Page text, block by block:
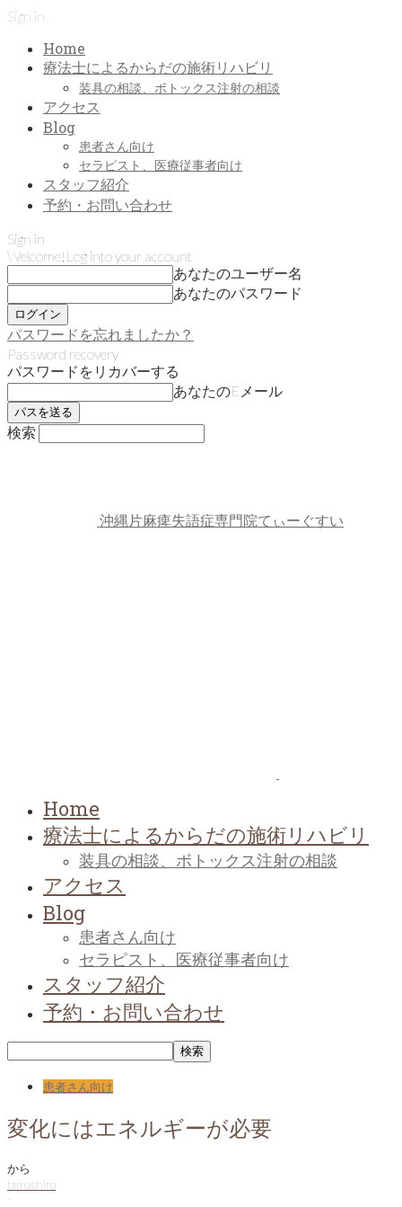
Sign in
Home
療法士によるからだの施術リハビリ
装具の相談、ボトックス注射の相談
アクセス
Blog
患者さん向け
セラピスト、医療従事者向け
スタッフ紹介
予約・お問い合わせ
Sign in
Welcome! Log into your account
あなたのユーザー名
あなたのパスワード
パスワードを忘れましたか？
Password recovery
パスワードをリカバーする
あなたのEメール
検索
沖縄片麻痺失語症専門院てぃーぐすい
Home
療法士によるからだの施術リハビリ
装具の相談、ボトックス注射の相談
アクセス
Blog
患者さん向け
セラピスト、医療従事者向け
スタッフ紹介
予約・お問い合わせ
患者さん向け
変化にはエネルギーが必要
から
tamashiro
-